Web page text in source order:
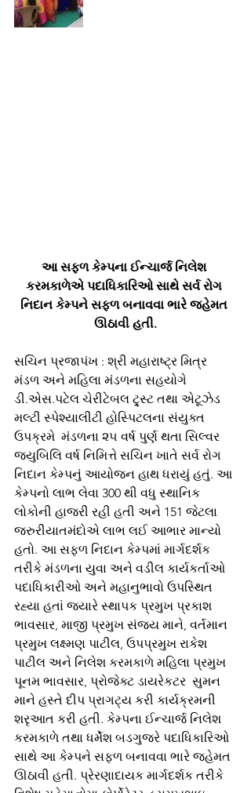
આ સફળ કેમ્પના ઈન્ચાર્જ નિલેશ
કરમકાળેએ પદાધિકારિઓ સાથે સર્વ રોગ
નિદાન કેમ્પને સફળ બનાવવા ભારે જહેમત
ઊઠાવી હતી.
સચિન પ્રજાપંખ : શ્રી મહારાષ્ટ્ર મિત્ર
મંડળ અને મહિલા મંડળના સહયોગે
ડી.એસ.પટેલ ચેરીટેબલ ટ્ર્સ્ટ તથા એટૂઝેડ
મલ્ટી સ્પેશ્યાલીટી હોસ્પિટલના સંયુક્ત
ઉપક્રમે  મંડળના ૨૫ વર્ષ પુર્ણ થતા સિલ્વર
જ્યુબિલિ વર્ષ નિમિત્તે સચિન ખાતે સર્વ રોગ
નિદાન કેમ્પનું આયોજન હાથ ધરાયું હતું. આ
કેમ્પનો લાભ લેવા 300 થી વધુ સ્થાનિક
લોકોની હાજરી રહી હતી અને 151 જેટલા
જરુરીયાતમંદોએ લાભ લઈ આભાર માન્યો
હતો. આ સફળ નિદાન કેમ્પમાં માર્ગદર્શક
તરીકે મંડળના યુવા અને વડીલ કાર્યકર્તાઓ
પદાધિકારીઓ અને મહાનુભાવો ઉપસ્થિત
રહ્યા હતાં જ્યારે સ્થાપક પ્રમુખ પ્રકાશ
ભાવસાર, માજી પ્રમુખ સંજય માને, વર્તમાન
પ્રમુખ લક્ષ્મણ પાટીલ, ઉપપ્રમુખ રાકેશ
પાટીલ અને નિલેશ કરમકાળે મહિલા પ્રમુખ
પૂનમ ભાવસાર, પ્રોજેક્ટ ડાયરેકટર  સુમન
માને હસ્તે દીપ પ્રાગટ્ય કરી કાર્યક્રમની
શરૃઆત કરી હતી. કેમ્પના ઈન્ચાર્જ નિલેશ
કરમકાળે તથા ધર્મેશ બડગુજરે પદાધિકારિઓ
સાથે આ કેમ્પને સફળ બનાવવા ભારે જહેમત
ઊઠાવી હતી. પ્રેરણાદાયક માર્ગદર્શક તરીકે